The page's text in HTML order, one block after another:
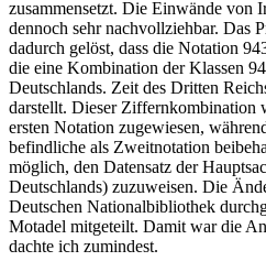
zusammensetzt. Die Einwände von
dennoch sehr nachvollziehbar. Das
dadurch gelöst, dass die Notation
die eine Kombination der Klassen
Deutschlands. Zeit des Dritten
darstellt. Dieser Ziffernkombination
ersten Notation zugewiesen,
befindliche als Zweitnotation
möglich, den Datensatz der
Deutschlands) zuzuweisen. Die
Deutschen Nationalbibliothek
Motadel mitgeteilt. Damit war die
dachte ich zumindest.